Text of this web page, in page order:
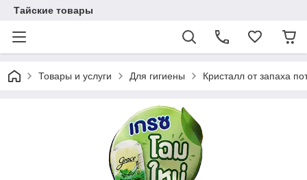
Тайские товары
Товары и услуги Для гигиены Кристалл от запаха